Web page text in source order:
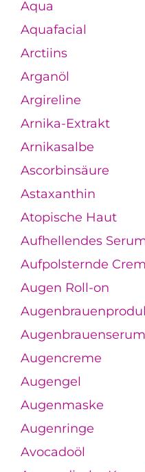
Aqua
Aquafacial
Arctiins
Arganöl
Argireline
Arnika-Extrakt
Arnikasalbe
Ascorbinsäure
Astaxanthin
Atopische Haut
Aufhellendes
Aufpolsternde
Augen Roll-on
Augenbrauenserum
Augencreme
Augengel
Augenmaske
Augenringe
Avocadoöl